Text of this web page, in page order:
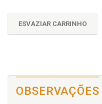
ESVAZIAR CARRINHO
OBSERVAÇÕES